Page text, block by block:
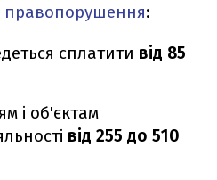
правопорушення:
сплатити від 85
і об'єктам
від 255 до 510